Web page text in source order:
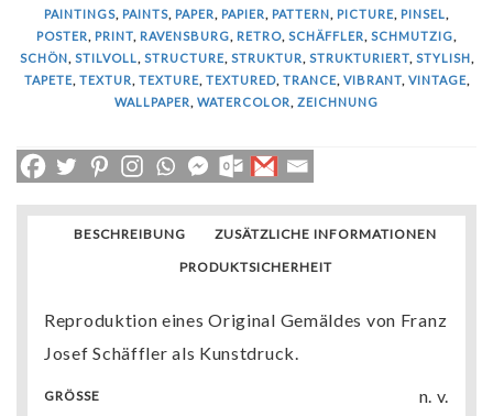
PAINTINGS, PAINTS, PAPER, PAPIER, PATTERN, PICTURE, PINSEL,
POSTER, PRINT, RAVENSBURG, RETRO, SCHÄFFLER, SCHMUTZIG,
SCHÖN, STILVOLL, STRUCTURE, STRUKTUR, STRUKTURIERT, STYLISH,
TAPETE, TEXTUR, TEXTURE, TEXTURED, TRANCE, VIBRANT, VINTAGE,
WALLPAPER, WATERCOLOR, ZEICHNUNG
BESCHREIBUNG
ZUSÄTZLICHE INFORMATIONEN
PRODUKTSICHERHEIT
Reproduktion eines Original Gemäldes von Franz
Josef Schäffler als Kunstdruck.
GRÖSSE n. v.